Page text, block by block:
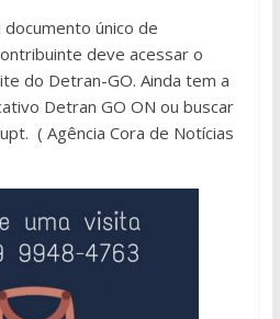
único de
deve acessar o
do Detran-GO. Ainda tem a
Detran GO ON ou buscar
( Agência Cora de Notícias